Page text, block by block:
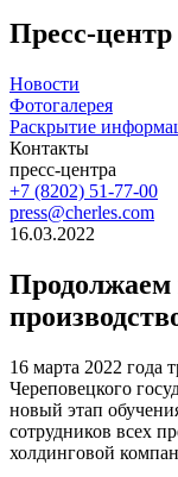
Пресс-центр
Новости
Фотогалерея
Раскрытие
Контакты
пресс-центра
+7 (8202) 51-77-00
press@cherles.com
16.03.2022
Продолжаем
16 марта 2022 года
Череповецкого
новый этап
сотрудников всех
холдинговой